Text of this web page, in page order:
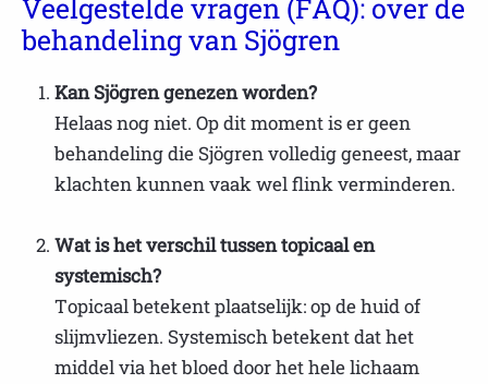
Veelgestelde vragen (FAQ): over de
behandeling van Sjögren
Kan Sjögren genezen worden?
Helaas nog niet. Op dit moment is er geen
behandeling die Sjögren volledig geneest, maar
klachten kunnen vaak wel flink verminderen.
Wat is het verschil tussen topicaal en
systemisch?
Topicaal betekent plaatselijk: op de huid of
slijmvliezen. Systemisch betekent dat het
middel via het bloed door het hele lichaam